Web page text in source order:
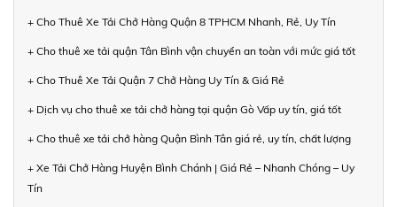
+ Cho Thuê Xe Tải Chở Hàng Quận 8 TPHCM Nhanh, Rẻ, Uy Tín
+ Cho thuê xe tải quận Tân Bình vận chuyển an toàn với mức giá tốt
+ Cho Thuê Xe Tải Quận 7 Chở Hàng Uy Tín & Giá Rẻ
+ Dịch vụ cho thuê xe tải chở hàng tại quận Gò Vấp uy tín, giá tốt
+ Cho thuê xe tải chở hàng Quận Bình Tân giá rẻ, uy tín, chất lượng
+ Xe Tải Chở Hàng Huyện Bình Chánh | Giá Rẻ – Nhanh Chóng – Uy
Tín